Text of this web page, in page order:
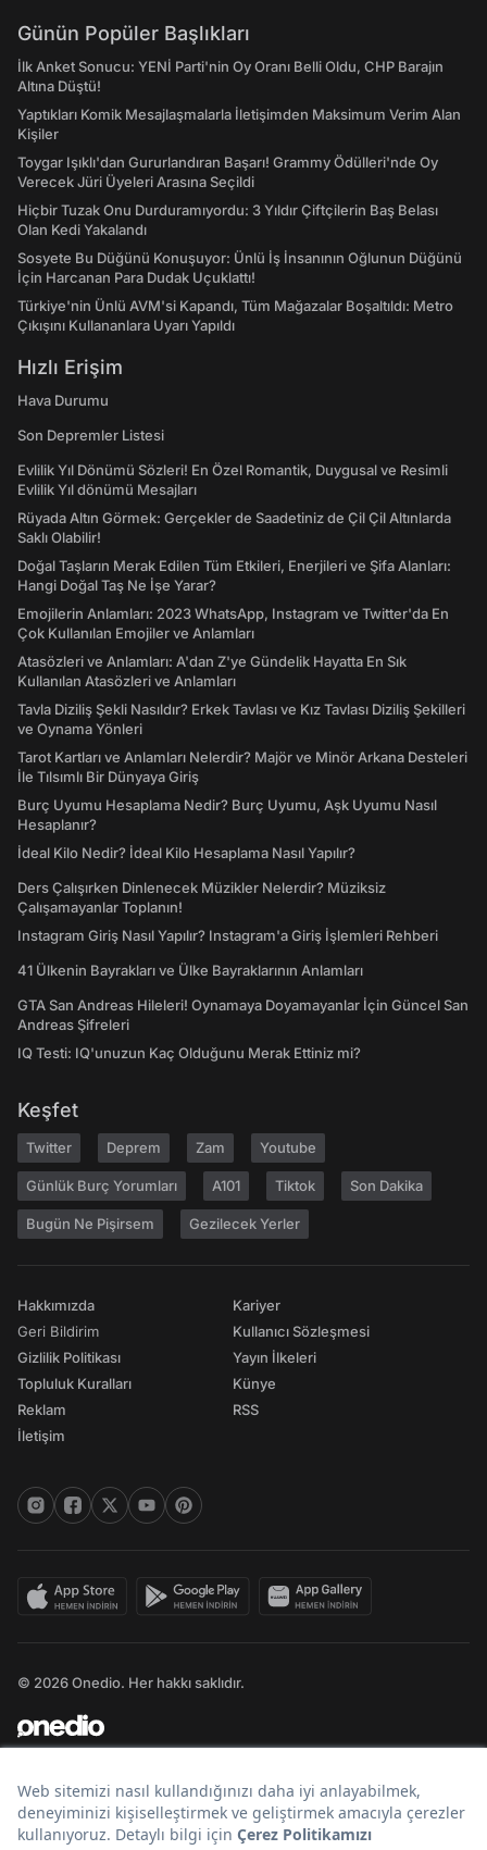
Günün Popüler Başlıkları
İlk Anket Sonucu: YENİ Parti'nin Oy Oranı Belli Oldu, CHP Barajın
Altına Düştü!
Yaptıkları Komik Mesajlaşmalarla İletişimden Maksimum Verim Alan
Kişiler
Toygar Işıklı'dan Gururlandıran Başarı! Grammy Ödülleri'nde Oy
Verecek Jüri Üyeleri Arasına Seçildi
Hiçbir Tuzak Onu Durduramıyordu: 3 Yıldır Çiftçilerin Baş Belası
Olan Kedi Yakalandı
Sosyete Bu Düğünü Konuşuyor: Ünlü İş İnsanının Oğlunun Düğünü
İçin Harcanan Para Dudak Uçuklattı!
Türkiye'nin Ünlü AVM'si Kapandı, Tüm Mağazalar Boşaltıldı: Metro
Çıkışını Kullananlara Uyarı Yapıldı
Hızlı Erişim
Hava Durumu
Son Depremler Listesi
Evlilik Yıl Dönümü Sözleri! En Özel Romantik, Duygusal ve Resimli
Evlilik Yıl dönümü Mesajları
Rüyada Altın Görmek: Gerçekler de Saadetiniz de Çil Çil Altınlarda
Saklı Olabilir!
Doğal Taşların Merak Edilen Tüm Etkileri, Enerjileri ve Şifa Alanları:
Hangi Doğal Taş Ne İşe Yarar?
Emojilerin Anlamları: 2023 WhatsApp, Instagram ve Twitter'da En
Çok Kullanılan Emojiler ve Anlamları
Atasözleri ve Anlamları: A'dan Z'ye Gündelik Hayatta En Sık
Kullanılan Atasözleri ve Anlamları
Tavla Diziliş Şekli Nasıldır? Erkek Tavlası ve Kız Tavlası Diziliş Şekilleri
ve Oynama Yönleri
Tarot Kartları ve Anlamları Nelerdir? Majör ve Minör Arkana Desteleri
İle Tılsımlı Bir Dünyaya Giriş
Burç Uyumu Hesaplama Nedir? Burç Uyumu, Aşk Uyumu Nasıl
Hesaplanır?
İdeal Kilo Nedir? İdeal Kilo Hesaplama Nasıl Yapılır?
Ders Çalışırken Dinlenecek Müzikler Nelerdir? Müziksiz
Çalışamayanlar Toplanın!
Instagram Giriş Nasıl Yapılır? Instagram'a Giriş İşlemleri Rehberi
41 Ülkenin Bayrakları ve Ülke Bayraklarının Anlamları
GTA San Andreas Hileleri! Oynamaya Doyamayanlar İçin Güncel San
Andreas Şifreleri
IQ Testi: IQ'unuzun Kaç Olduğunu Merak Ettiniz mi?
Keşfet
Twitter Deprem Zam Youtube
Günlük Burç Yorumları A101 Tiktok Son Dakika
Bugün Ne Pişirsem Gezilecek Yerler
Hakkımızda
Geri Bildirim
Gizlilik Politikası
Topluluk Kuralları
Reklam
İletişim
Kariyer
Kullanıcı Sözleşmesi
Yayın İlkeleri
Künye
RSS
© 2026 Onedio. Her hakkı saklıdır.
Bir markasıdır.